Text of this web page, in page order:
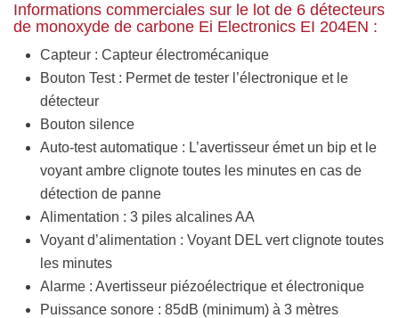
Informations commerciales sur le lot de 6 détecteurs
de monoxyde de carbone Ei Electronics EI 204EN :
Capteur : Capteur électromécanique
Bouton Test : Permet de tester l’électronique et le
détecteur
Bouton silence
Auto-test automatique : L’avertisseur émet un bip et le
voyant ambre clignote toutes les minutes en cas de
détection de panne
Alimentation : 3 piles alcalines AA
Voyant d’alimentation : Voyant DEL vert clignote toutes
les minutes
Alarme : Avertisseur piézoélectrique et électronique
Puissance sonore : 85dB (minimum) à 3 mètres